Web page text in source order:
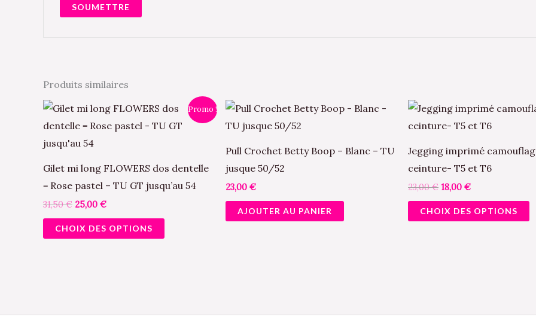
Produits similaires
Promo !
Gilet mi long FLOWERS dos dentelle
= Rose pastel – TU GT jusqu’au 54
31,50€
Le
prix
initial
était :
31,50 €.
25,00 €
Le
prix
actuel
CHOIX DES OPTIONS
Ce
produit
Les
page
Pull Crochet Betty Boop – Blanc – TU
jusque 50/52
23,00 €
AJOUTER AU PANIER
Jegging imprimé
ceinture- T5 et T6
23,00€
Le
prix
initial
23,00 €.
18,00 €
Le
prix
actuel
18,00 €.
CHOIX DES OPTIONS